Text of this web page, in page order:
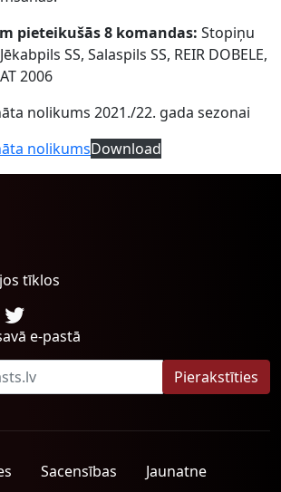
pieteikušās 8 komandas: Stopiņu
SS, Salaspils SS, REIR DOBELE,
2006
nolikums 2021./22. gada sezonai
nolikumsDownload
tīklos
e-pastā
Sacensības Jaunatne